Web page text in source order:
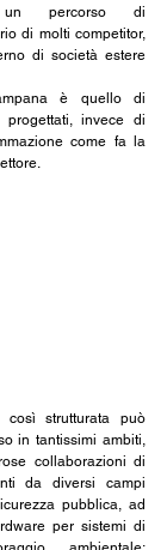
un percorso di
di molti competitor,
di società estere
è quello di
invece di
come fa la
strutturata può
in tantissimi ambiti,
collaborazioni di
da diversi campi
pubblica, ad
per sistemi di